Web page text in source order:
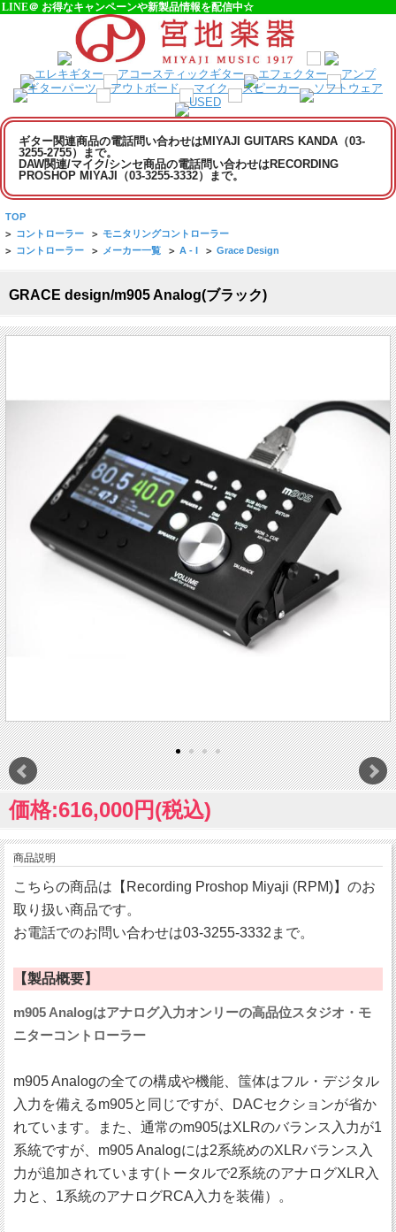
LINE＠ お得なキャンペーンや新製品情報を配信中☆
ギター関連商品の電話問い合わせはMIYAJI GUITARS KANDA（03-
3255-2755）まで。
DAW関連/マイク/シンセ商品の電話問い合わせはRECORDING
PROSHOP MIYAJI（03-3255-3332）まで。
TOP
> コントローラー > モニタリングコントローラー
> コントローラー > メーカー一覧 > A - I > Grace Design
GRACE design/m905 Analog(ブラック)
価格:616,000円(税込)
商品説明
こちらの商品は【Recording Proshop Miyaji (RPM)】のお
取り扱い商品です。
お電話でのお問い合わせは03-3255-3332まで。
【製品概要】
m905 Analogはアナログ入力オンリーの高品位スタジオ・モ
ニターコントローラー
m905 Analogの全ての構成や機能、筺体はフル・デジタル
入力を備えるm905と同じですが、DACセクションが省か
れています。また、通常のm905はXLRのバランス入力が1
系統ですが、m905 Analogには2系統めのXLRバランス入
力が追加されています(トータルで2系統のアナログXLR入
力と、1系統のアナログRCA入力を装備）。